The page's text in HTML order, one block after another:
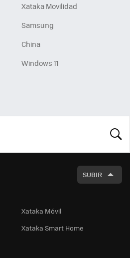
Xataka Movilidad
Samsung
China
Windows 11
SUBIR
Xataka Móvil
Xataka Smart Home